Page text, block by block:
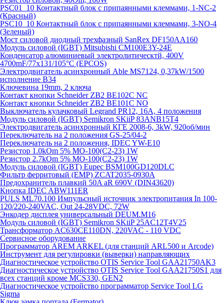
PSC01_10 Контактный блок с припаянными клеммами, 1-NC-2
(Красный)
PSC10_10 Контактный блок с припаянными клеммами, 3-NO-4
(Зеленый)
Мост силовой диодный трехфазный SanRex DF150AA160
Модуль силовой (IGBT) Mitsubishi CM100E3Y-24E
Конденсатор алюминиевый электролитическтй, 400V
4700mF/77x131/105°C (EPCOS)
Электродвигатель асинхронный Able MS7124, 0,37kW/1500
исполнение В34
Ключевина 19mm, 2 ключа
Контакт кнопки Schneider ZB2 BE102C NC
Контакт кнопки Schneider ZB2 BE101C NO
Выключатель кулачковый Legrand PR12, 16A, 4 положения
Модуль силовой (IGBT) Semikron SKiiP 83ANB15T4
Электродвигатель асинхронный КГЕ 2008-6, 3kW, 920об/мин
Переключатель на 2 положения GS-25/04-2
Переключатель на 2 положения, IDEC YW-E10
Резистор 1.0kOm 5% МО-100(С2-23) 1W
Резистор 2.7kOm 5% МО-100(С2-23) 1W
Модуль силовой (IGBT) Eupec BSM100GD120DLC
Фильтр ферритовый (EMP) ZCAT2035-0930A
Предохранитель плавкий 50A aR 690V (DIN43620)
Кнопка IDEC ABW111ER
PULS ML70.100 Импульсный источник электропитания In 100-
120/220-240VAC, Out 24-28VDC, 72W
Энкодер дисплея универсальный DEUM.M16
Модуль силовой (IGBT) Semikron SKiiP 25AC12T4V25
Трансформатор AC630CE110DN, 220VAC - 110 VDC
Сервисное оборудование
Программатор AREM ARKEL (для станций ARL500 и Arcode)
Инструмент для регулировки (выверки) направляющих
Диагностическое устройство OTIS Service Tool GAA21750AK3
Диагностическое устройство OTIS Service Tool GAA21750S1 для
всех станций кроме MCS330, GEN2
Диагностическое устройство программатор Service Tool LG
Sigma